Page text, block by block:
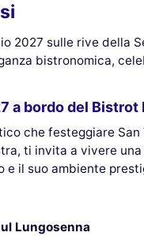
2027 sulle rive della
bistronomica,
a bordo del
che festeggiare
ti invita a vivere
il suo ambiente
Lungosenna